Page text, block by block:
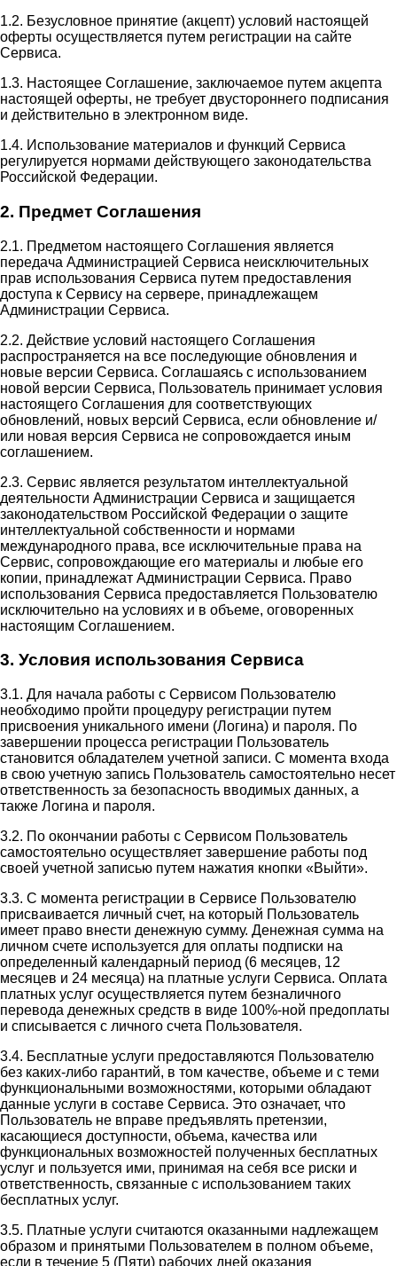
1.2. Безусловное принятие (акцепт) условий настоящей
оферты осуществляется путем регистрации на сайте
Сервиса.
1.3. Настоящее Соглашение, заключаемое путем акцепта
настоящей оферты, не требует двустороннего подписания
и действительно в электронном виде.
1.4. Использование материалов и функций Сервиса
регулируется нормами действующего законодательства
Российской Федерации.
2. Предмет Соглашения
2.1. Предметом настоящего Соглашения является
передача Администрацией Сервиса неисключительных
прав использования Сервиса путем предоставления
доступа к Сервису на сервере, принадлежащем
Администрации Сервиса.
2.2. Действие условий настоящего Соглашения
распространяется на все последующие обновления и
новые версии Сервиса. Соглашаясь с использованием
новой версии Сервиса, Пользователь принимает условия
настоящего Соглашения для соответствующих
обновлений, новых версий Сервиса, если обновление и/
или новая версия Сервиса не сопровождается иным
соглашением.
2.3. Сервис является результатом интеллектуальной
деятельности Администрации Сервиса и защищается
законодательством Российской Федерации о защите
интеллектуальной собственности и нормами
международного права, все исключительные права на
Сервис, сопровождающие его материалы и любые его
копии, принадлежат Администрации Сервиса. Право
использования Сервиса предоставляется Пользователю
исключительно на условиях и в объеме, оговоренных
настоящим Соглашением.
3. Условия использования Сервиса
3.1. Для начала работы с Сервисом Пользователю
необходимо пройти процедуру регистрации путем
присвоения уникального имени (Логина) и пароля. По
завершении процесса регистрации Пользователь
становится обладателем учетной записи. С момента входа
в свою учетную запись Пользователь самостоятельно несет
ответственность за безопасность вводимых данных, а
также Логина и пароля.
3.2. По окончании работы с Сервисом Пользователь
самостоятельно осуществляет завершение работы под
своей учетной записью путем нажатия кнопки «Выйти».
3.3. С момента регистрации в Сервисе Пользователю
присваивается личный счет, на который Пользователь
имеет право внести денежную сумму. Денежная сумма на
личном счете используется для оплаты подписки на
определенный календарный период (6 месяцев, 12
месяцев и 24 месяца) на платные услуги Сервиса. Оплата
платных услуг осуществляется путем безналичного
перевода денежных средств в виде 100%-ной предоплаты
и списывается с личного счета Пользователя.
3.4. Бесплатные услуги предоставляются Пользователю
без каких-либо гарантий, в том качестве, объеме и с теми
функциональными возможностями, которыми обладают
данные услуги в составе Сервиса. Это означает, что
Пользователь не вправе предъявлять претензии,
касающиеся доступности, объема, качества или
функциональных возможностей полученных бесплатных
услуг и пользуется ими, принимая на себя все риски и
ответственность, связанные с использованием таких
бесплатных услуг.
3.5. Платные услуги считаются оказанными надлежащем
образом и принятыми Пользователем в полном объеме,
если в течение 5 (Пяти) рабочих дней оказания